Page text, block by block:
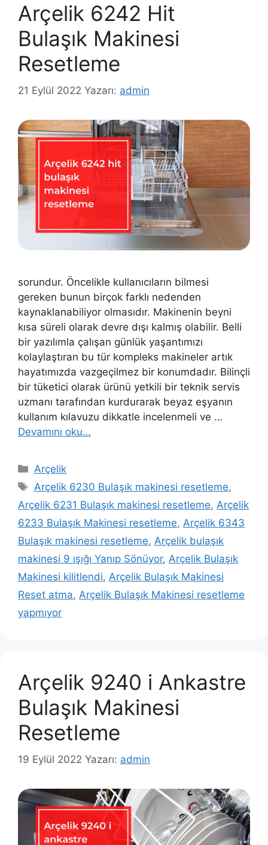
Arçelik 6242 Hit
Bulaşık Makinesi
Resetleme
21 Eylül 2022 Yazarı: admin
sorundur. Öncelikle kullanıcıların bilmesi
gereken bunun birçok farklı nedenden
kaynaklanabiliyor olmasıdır. Makinenin beyni
kısa süreli olarak devre dışı kalmış olabilir. Belli
bir yazılımla çalışan günlük yaşantımızı
kolaylaştıran bu tür kompleks makineler artık
hayatımızda vazgeçilmez bir konumdadır. Bilinçli
bir tüketici olarak ürünü yetkili bir teknik servis
uzmanı tarafından kurdurarak beyaz eşyanın
kullanım kılavuzu dikkatle incelenmeli ve …
Devamını oku…
Kategoriler
Arçelik
Etiketler
Arçelik 6230 Bulaşık makinesi resetleme,
Arçelik 6231 Bulaşık makinesi resetleme, Arçelik
6233 Bulaşık Makinesi resetleme, Arçelik 6343
Bulaşık makinesi resetleme, Arçelik bulaşık
makinesi 9 ışığı Yanıp Sönüyor, Arçelik Bulaşık
Makinesi kilitlendi, Arçelik Bulaşık Makinesi
Reset atma, Arçelik Bulaşık Makinesi resetleme
yapmıyor
Arçelik 9240 i Ankastre
Bulaşık Makinesi
Resetleme
19 Eylül 2022 Yazarı: admin